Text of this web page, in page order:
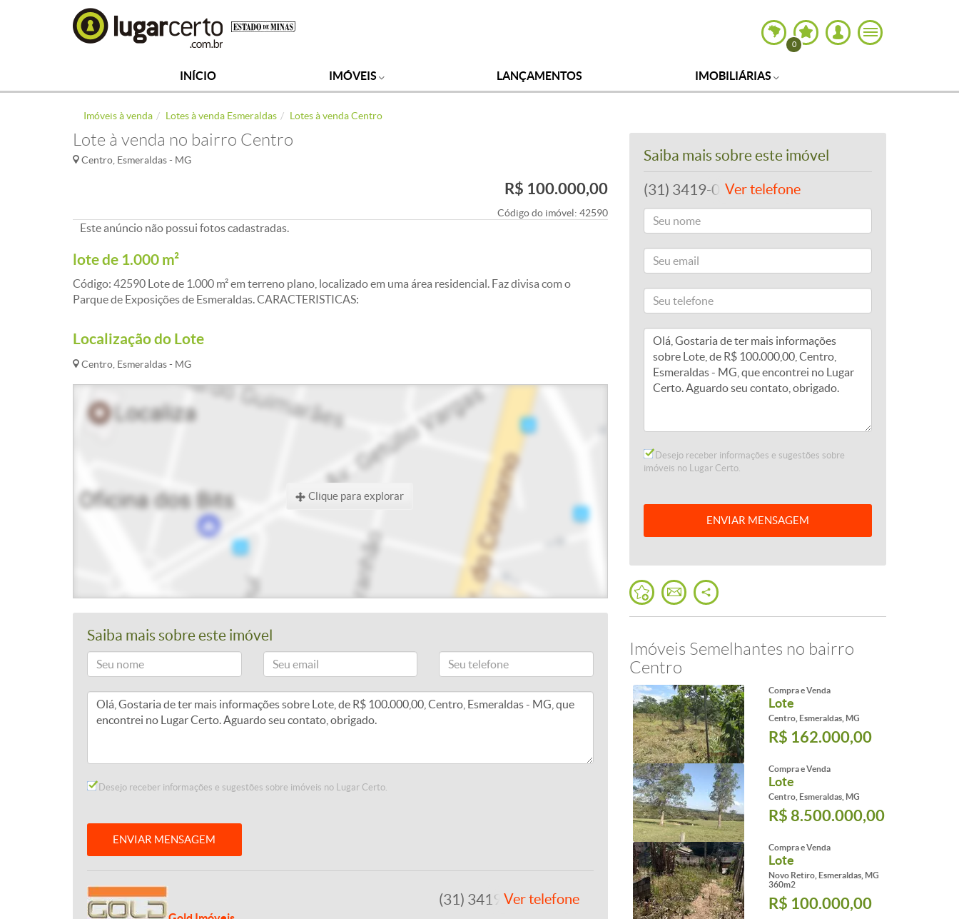
0
INÍCIO IMÓVEIS LANÇAMENTOS IMOBILIÁRIAS
Imóveis à venda Lotes à venda Esmeraldas Lotes à venda Centro
Lote à venda no bairro Centro
Centro, Esmeraldas - MG
R$ 100.000,00
Código do imóvel: 42590
Este anúncio não possui fotos cadastradas.
lote de 1.000 m²
Código: 42590 Lote de 1.000 m² em terreno plano, localizado em uma área residencial. Faz divisa com o
Parque de Exposições de Esmeraldas. CARACTERISTICAS:
Localização do Lote
Centro, Esmeraldas - MG
Clique para explorar
Saiba mais sobre este imóvel
Desejo receber informações e sugestões sobre imóveis no Lugar Certo.
ENVIAR MENSAGEM
(31) 3419-0202Ver telefone
Saiba mais sobre este imóvel
(31) 3419-0202Ver telefone
Desejo receber informações e sugestões sobre
imóveis no Lugar Certo.
ENVIAR MENSAGEM
Imóveis Semelhantes no bairro
Centro
Compra e Venda
Lote
Centro, Esmeraldas, MG
R$ 162.000,00
Compra e Venda
Lote
Centro, Esmeraldas, MG
R$ 8.500.000,00
Compra e Venda
Lote
Novo Retiro, Esmeraldas, MG
360m2
R$ 100.000,00